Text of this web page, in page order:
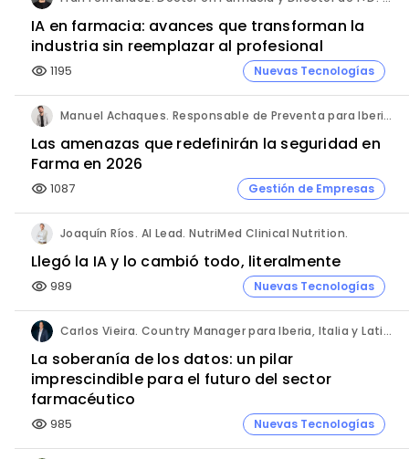
IA en farmacia: avances que transforman la
industria sin reemplazar al profesional
visibility 1195 Nuevas Tecnologías
Manuel Achaques. Responsable de Preventa para Iberia, Italia y Latinoamérica. Hornetsecurity.
Las amenazas que redefinirán la seguridad en
Farma en 2026
visibility 1087 Gestión de Empresas
Joaquín Ríos. AI Lead. NutriMed Clinical Nutrition.
Llegó la IA y lo cambió todo, literalmente
visibility 989 Nuevas Tecnologías
Carlos Vieira. Country Manager para Iberia, Italia y Latinoamérica. Hornetsecurity.
La soberanía de los datos: un pilar
imprescindible para el futuro del sector
farmacéutico
visibility 985 Nuevas Tecnologías